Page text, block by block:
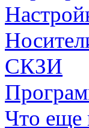
СКЗИ
Что еще